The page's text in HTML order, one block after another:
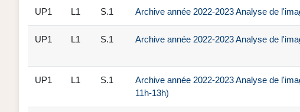
UP1 L1 S.1 Archive année 2022-2023 Analyse de
UP1 L1 S.1 Archive année 2022-2023 Analyse de
UP1 L1 S.1
Archive année 2022-2023 Analyse de
11h-13h)